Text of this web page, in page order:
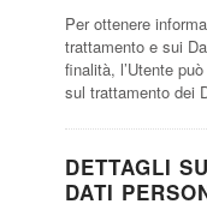
Per ottenere
trattamento e sui
finalità, l’Utente
sul trattamento dei
DETTAGLI
DATI